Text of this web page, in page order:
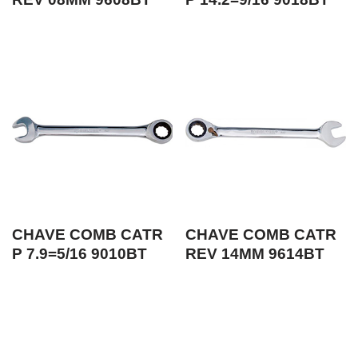
CHAVE COMB CATR
P 7.9=5/16 9010BT
CHAVE COMB CATR
REV 14MM 9614BT